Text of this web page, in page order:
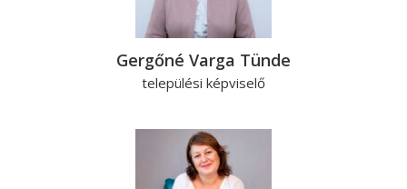
Gergőné Varga Tünde
települési képviselő